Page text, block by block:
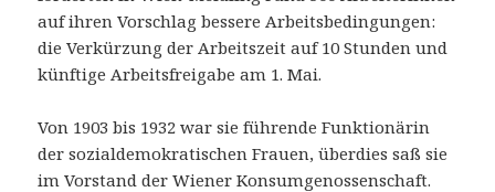
auf ihren Vorschlag bessere Arbeitsbedingungen:
die Verkürzung der Arbeitszeit auf 10 Stunden und
künftige Arbeitsfreigabe am 1. Mai.
Von 1903 bis 1932 war sie führende Funktionärin
der sozialdemokratischen Frauen, überdies saß sie
im Vorstand der Wiener Konsumgenossenschaft.